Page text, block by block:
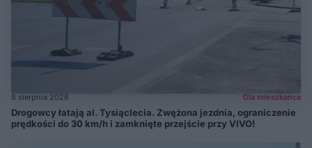
8 sierpnia 2026 Dla mieszkańca
Drogowcy łatają al. Tysiąclecia. Zwężona jezdnia, ograniczenie
prędkości do 30 km/h i zamknięte przejście przy VIVO!